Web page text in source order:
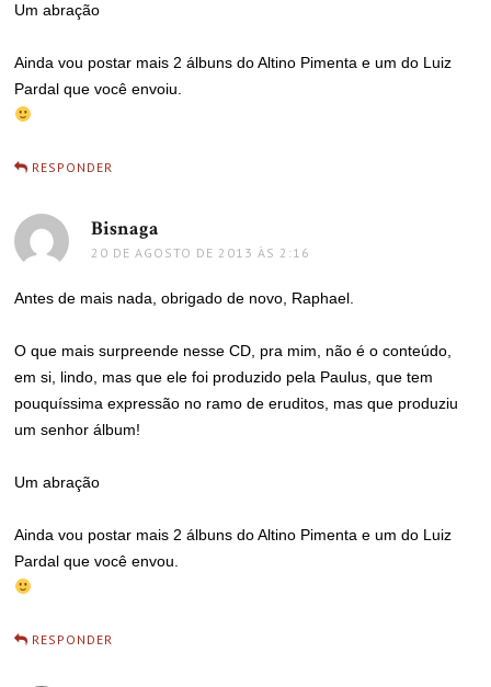
Um abração
Ainda vou postar mais 2 álbuns do Altino Pimenta e um do Luiz
Pardal que você envoiu.
RESPONDER
Bisnaga
20 DE AGOSTO DE 2013 ÀS 2:16
Antes de mais nada, obrigado de novo, Raphael.
O que mais surpreende nesse CD, pra mim, não é o conteúdo,
em si, lindo, mas que ele foi produzido pela Paulus, que tem
pouquíssima expressão no ramo de eruditos, mas que produziu
um senhor álbum!
Um abração
Ainda vou postar mais 2 álbuns do Altino Pimenta e um do Luiz
Pardal que você envou.
RESPONDER